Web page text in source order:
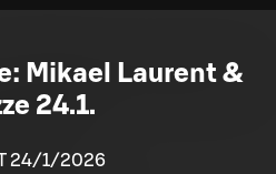
Mikael Laurent &
24.1.
24/1/2026